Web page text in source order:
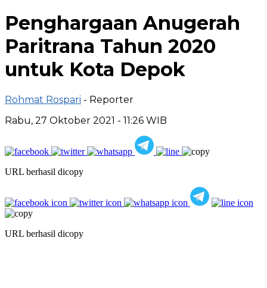
Penghargaan Anugerah
Paritrana Tahun 2020
untuk Kota Depok
Rohmat Rospari - Reporter
Rabu, 27 Oktober 2021 - 11:26 WIB
URL berhasil dicopy
URL berhasil dicopy